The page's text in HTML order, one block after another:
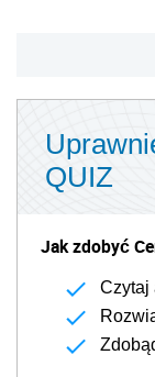
QUIZ
Jak zdobyć
Czytaj